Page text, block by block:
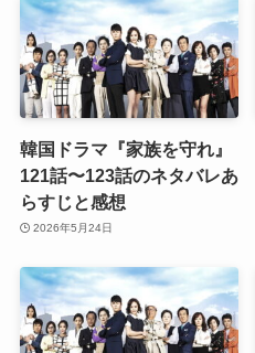
韓国ドラマ『家族を守れ』
121話〜123話のネタバレあ
らすじと感想
2026年5月24日